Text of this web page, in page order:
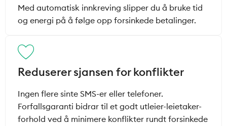
Med automatisk innkreving slipper du å bruke tid
og energi på å følge opp forsinkede betalinger.
Reduserer sjansen for konflikter
Ingen flere sinte SMS-er eller telefoner.
Forfallsgaranti bidrar til et godt utleier-leietaker-
forhold ved å minimere konflikter rundt forsinkede